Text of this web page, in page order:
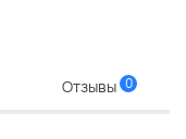
Отзывы 0